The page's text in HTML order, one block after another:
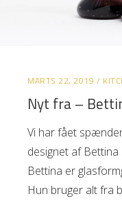
MARTS 22, 2019
Nyt fra –
Vi har fået
designet af
Bettina er
Hun bruger alt fra